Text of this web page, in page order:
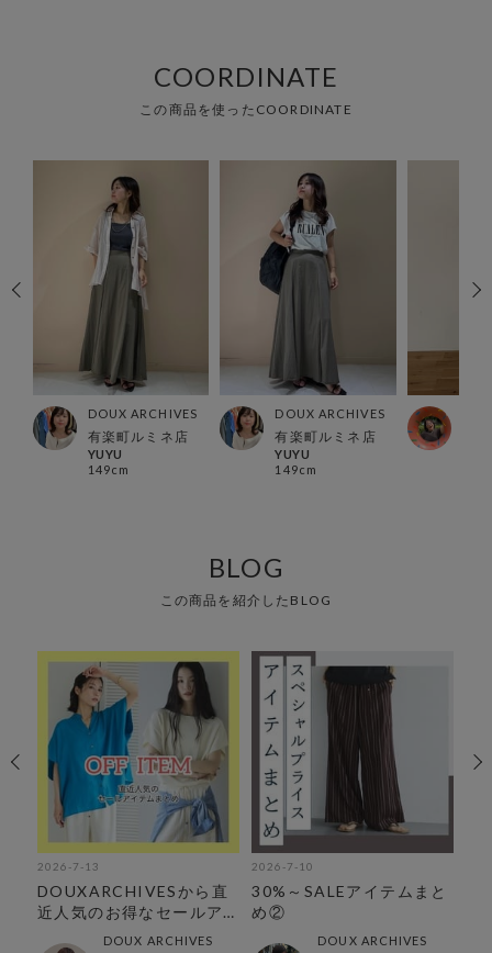
COORDINATE
この商品を使ったCOORDINATE
DOUX ARCHIVES
有楽町ルミネ店
YUYU
149cm
DOUX ARCHIVES
有楽町ルミネ店
YUYU
149cm
BLOG
この商品を紹介したBLOG
2026-7-13
DOUXARCHIVESから直
近人気のお得なセールア
イテムをまとめました♪
DOUX ARCHIVES
2026-7-10
30%～SALEアイテムまと
め②
DOUX ARCHIVES